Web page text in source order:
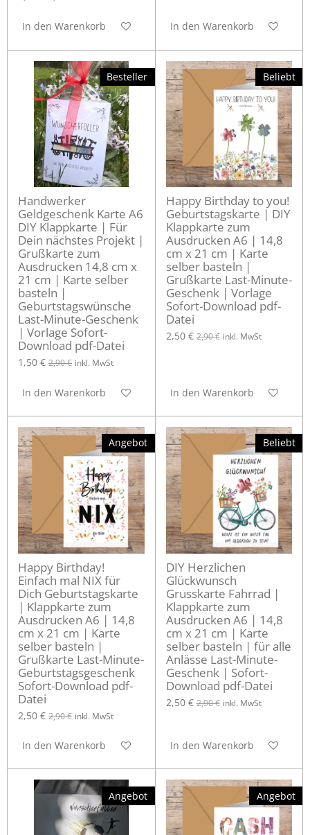
In den Warenkorb In den Warenkorb
Besteller
Handwerker
Geldgeschenk Karte A6
DIY Klappkarte | Für
Dein nächstes Projekt |
Grußkarte zum
Ausdrucken 14,8 cm x
21 cm | Karte selber
basteln |
Geburtstagswünsche
Last-Minute-Geschenk
| Vorlage Sofort-
Download pdf-Datei
1,50 € 2,90 € inkl. MwSt
In den Warenkorb
Beliebt
Happy Birthday to you!
Geburtstagskarte | DIY
Klappkarte zum
Ausdrucken A6 | 14,8
cm x 21 cm | Karte
selber basteln |
Grußkarte Last-Minute-
Geschenk | Vorlage
Sofort-Download pdf-
Datei
2,50 € 2,90 € inkl. MwSt
In den Warenkorb
Angebot
Happy Birthday!
Einfach mal NIX für
Dich Geburtstagskarte
| Klappkarte zum
Ausdrucken A6 | 14,8
cm x 21 cm | Karte
selber basteln |
Grußkarte Last-Minute-
Geburtstagsgeschenk
Sofort-Download pdf-
Datei
2,50 € 2,90 € inkl. MwSt
In den Warenkorb
Beliebt
DIY Herzlichen
Glückwunsch
Grusskarte Fahrrad |
Klappkarte zum
Ausdrucken A6 | 14,8
cm x 21 cm | Karte
selber basteln | für alle
Anlässe Last-Minute-
Geschenk | Sofort-
Download pdf-Datei
2,50 € 2,90 € inkl. MwSt
In den Warenkorb
Angebot Angebot